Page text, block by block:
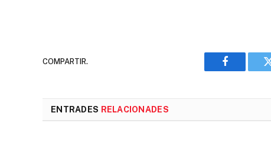
COMPARTIR.
Facebook
ENTRADES RELACIONADES